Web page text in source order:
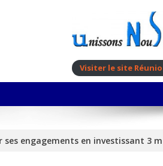
Visiter le site
engagements en investissant 3